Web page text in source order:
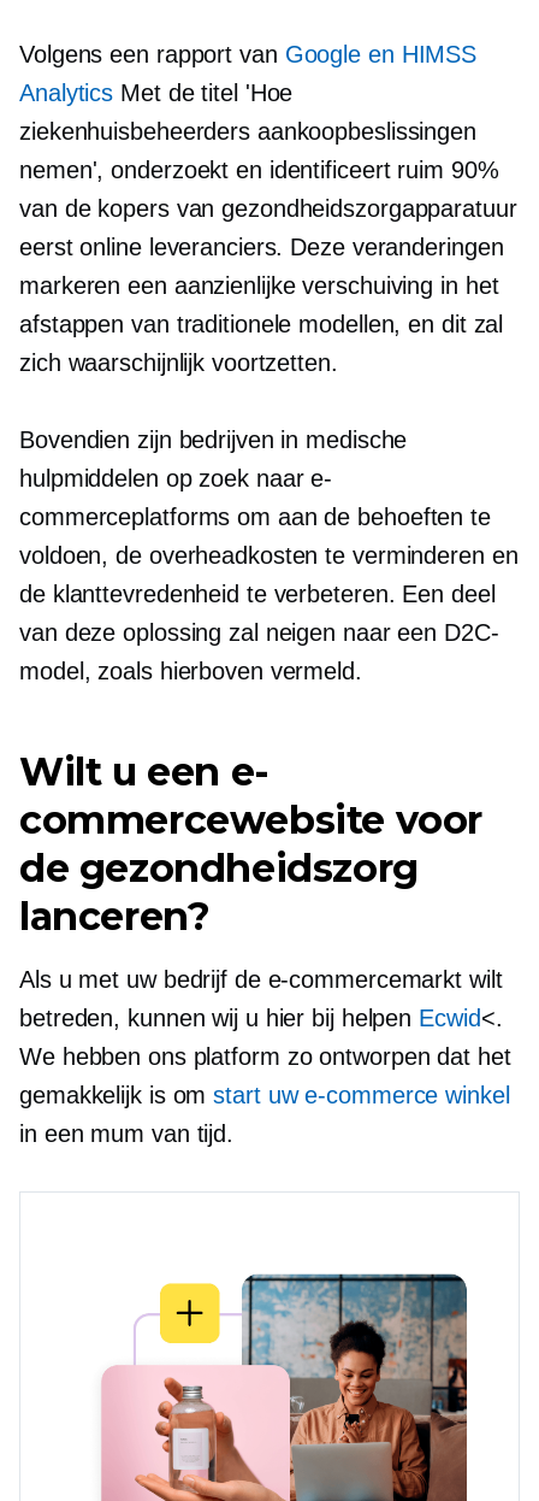
Volgens een rapport van Google en HIMSS
Analytics Met de titel 'Hoe
ziekenhuisbeheerders aankoopbeslissingen
nemen', onderzoekt en identificeert ruim 90%
van de kopers van gezondheidszorgapparatuur
eerst online leveranciers. Deze veranderingen
markeren een aanzienlijke verschuiving in het
afstappen van traditionele modellen, en dit zal
zich waarschijnlijk voortzetten.
Bovendien zijn bedrijven in medische
hulpmiddelen op zoek naar e-
commerceplatforms om aan de behoeften te
voldoen, de overheadkosten te verminderen en
de klanttevredenheid te verbeteren. Een deel
van deze oplossing zal neigen naar een D2C-
model, zoals hierboven vermeld.
Wilt u een e-
commercewebsite voor
de gezondheidszorg
lanceren?
Als u met uw bedrijf de e-commercemarkt wilt
betreden, kunnen wij u hier bij helpen Ecwid<.
We hebben ons platform zo ontworpen dat het
gemakkelijk is omstart uw e-commerce winkel
in een mum van tijd.